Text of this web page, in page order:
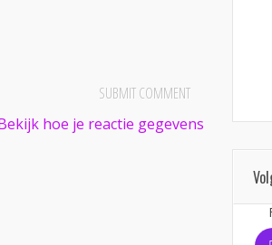
hoe je reactie gegevens